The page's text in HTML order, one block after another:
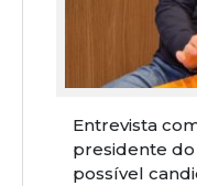
Entrevista
presidente do
possível